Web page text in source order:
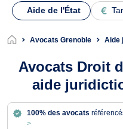
Aide de l'État
Avocats Grenoble Aide
Avocats Droit
aide
100% des avocats
>